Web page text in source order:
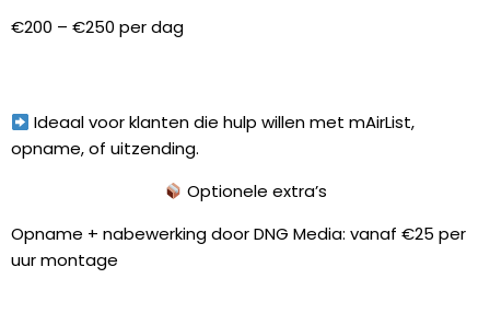
€200 – €250 per dag
Ideaal voor klanten die hulp willen met mAirList,
opname, of uitzending.
Optionele extra’s
Opname + nabewerking door DNG Media: vanaf €25 per
uur montage